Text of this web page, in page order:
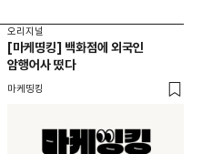
오리지널
[마케띵킹] 백화점에 외국인
암행어사 떴다
마케띵킹